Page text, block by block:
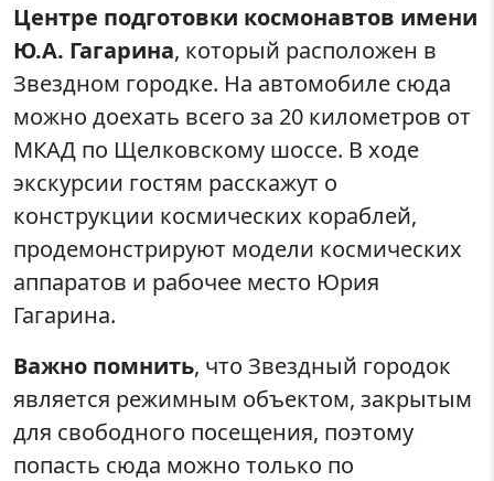
Центре подготовки космонавтов имени
Ю.А. Гагарина, который расположен в
Звездном городке. На автомобиле сюда
можно доехать всего за 20 километров от
МКАД по Щелковскому шоссе. В ходе
экскурсии гостям расскажут о
конструкции космических кораблей,
продемонстрируют модели космических
аппаратов и рабочее место Юрия
Гагарина.
Важно помнить, что Звездный городок
является режимным объектом, закрытым
для свободного посещения, поэтому
попасть сюда можно только по